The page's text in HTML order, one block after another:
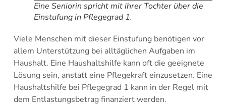
Eine Seniorin spricht mit ihrer Tochter über die
Einstufung in Pflegegrad 1.
Viele Menschen mit dieser Einstufung benötigen vor
allem Unterstützung bei alltäglichen Aufgaben im
Haushalt. Eine Haushaltshilfe kann oft die geeignete
Lösung sein, anstatt eine Pflegekraft einzusetzen. Eine
Haushaltshilfe bei Pflegegrad 1 kann in der Regel mit
dem Entlastungsbetrag finanziert werden.